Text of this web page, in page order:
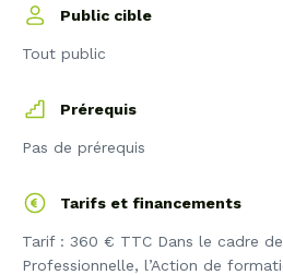
Public cible
Tout public
Prérequis
Pas de prérequis
Tarifs et financements
Tarif : 360 € TTC Dans le cadre
Professionnelle, l’Action de